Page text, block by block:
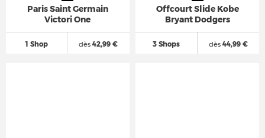
Paris Saint Germain
Victori One
1 Shop dès 42,99 €
Offcourt Slide Kobe
Bryant Dodgers
3 Shops dès44,99 €